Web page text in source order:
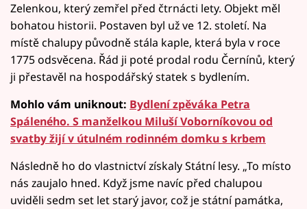
Zelenkou, který zemřel před čtrnácti lety. Objekt měl
bohatou historii. Postaven byl už ve 12. století. Na
místě chalupy původně stála kaple, která byla v roce
1775 odsvěcena. Řád ji poté prodal rodu Černínů, který
ji přestavěl na hospodářský statek s bydlením.
Mohlo vám uniknout: Bydlení zpěváka Petra
Spáleného. S manželkou Miluší Voborníkovou od
svatby žijí v útulném rodinném domku s krbem
Následně ho do vlastnictví získaly Státní lesy. „To místo
nás zaujalo hned. Když jsme navíc před chalupou
uviděli sedm set let starý javor, což je státní památka,